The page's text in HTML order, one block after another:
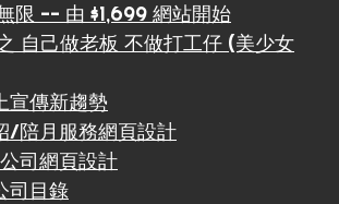
限 -- 由 $1,699 網站開始
自己做老板 不做打工仔 (美少女
宣傳新趨勢
/陪月服務網頁設計
司網頁設計
司目錄